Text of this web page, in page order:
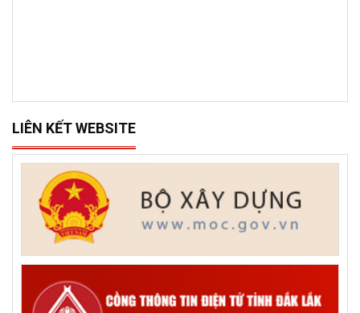
LIÊN KẾT WEBSITE